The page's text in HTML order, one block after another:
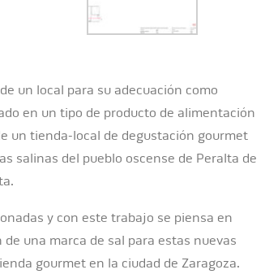
un local para su adecuación como
en un tipo de producto de alimentación
un tienda-local de degustación gourmet
salinas del pueblo oscense de Peralta de
y con este trabajo se piensa en
una marca de sal para estas nuevas
gourmet en la ciudad de Zaragoza.